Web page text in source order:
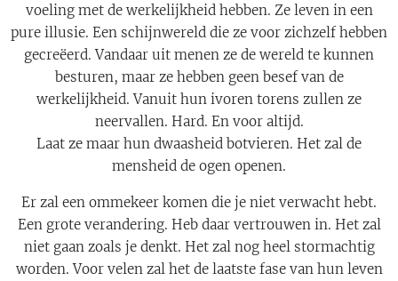
voeling met de werkelijkheid hebben. Ze leven in een
pure illusie. Een schijnwereld die ze voor zichzelf hebben
gecreëerd. Vandaar uit menen ze de wereld te kunnen
besturen, maar ze hebben geen besef van de
werkelijkheid. Vanuit hun ivoren torens zullen ze
neervallen. Hard. En voor altijd.
Laat ze maar hun dwaasheid botvieren. Het zal de
mensheid de ogen openen.
Er zal een ommekeer komen die je niet verwacht hebt.
Een grote verandering. Heb daar vertrouwen in. Het zal
niet gaan zoals je denkt. Het zal nog heel stormachtig
worden. Voor velen zal het de laatste fase van hun leven